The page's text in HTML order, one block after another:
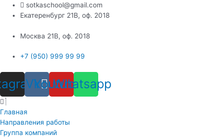
sotkaschool@gmail.com
Екатеренбург 21В, оф. 2018
Москва 21В, оф. 2018
+7 (950) 999 99 99
VkYoutube
Whatsapp
Главная
Направления работы
Группа компаний